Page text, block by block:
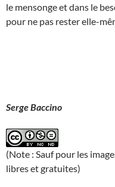
le mensonge et dans le
pour ne pas rester elle-
Serge Baccino
(Note : Sauf pour les
libres et gratuites)